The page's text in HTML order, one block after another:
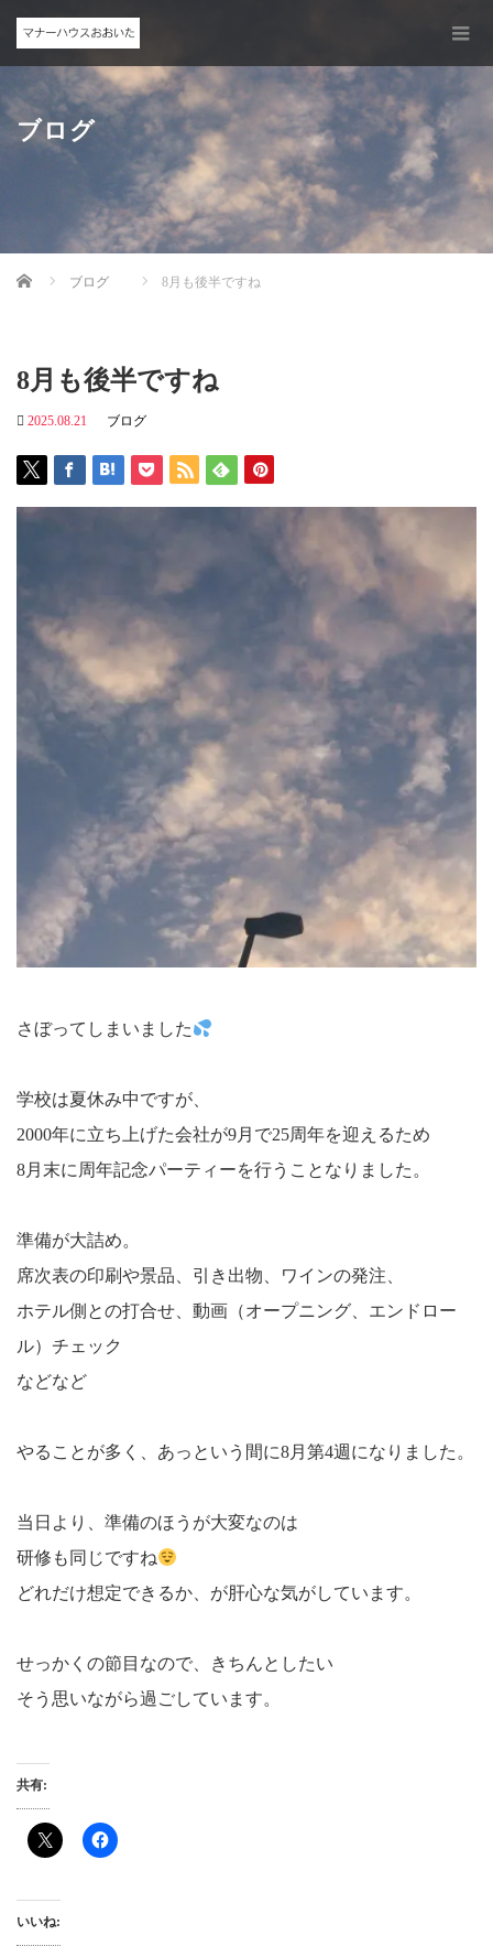
ブログ
Home ブログ 8月も後半ですね
8月も後半ですね
2025.08.21 ブログ
さぼってしまいました
学校は夏休み中ですが、
2000年に立ち上げた会社が9月で25周年を迎えるため
8月末に周年記念パーティーを行うことなりました。
準備が大詰め。
席次表の印刷や景品、引き出物、ワインの発注、
ホテル側との打合せ、動画（オープニング、エンドロー
ル）チェック
などなど
やることが多く、あっという間に8月第4週になりました。
当日より、準備のほうが大変なのは
研修も同じですね
どれだけ想定できるか、が肝心な気がしています。
せっかくの節目なので、きちんとしたい
そう思いながら過ごしています。
共有:
いいね: